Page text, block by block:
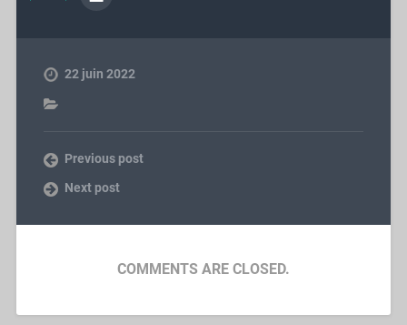
22 juin 2022
Previous post
Next post
COMMENTS ARE CLOSED.